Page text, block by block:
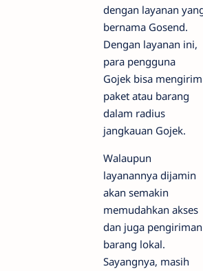
dengan layanan
bernama Gosend.
Dengan layanan ini,
para pengguna
Gojek bisa mengirim
paket atau barang
dalam radius
jangkauan Gojek.
Walaupun
layanannya dijamin
akan semakin
memudahkan akses
dan juga pengiriman
barang lokal.
Sayangnya, masih